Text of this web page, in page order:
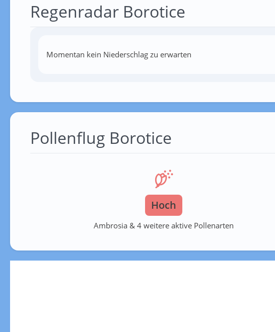
Regenradar Borotice
Momentan kein Niederschlag zu erwarten
Pollenflug Borotice
Hoch
Ambrosia & 4 weitere aktive Pollenarten